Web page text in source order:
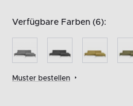
Verfügbare Farben (6):
Muster bestellen